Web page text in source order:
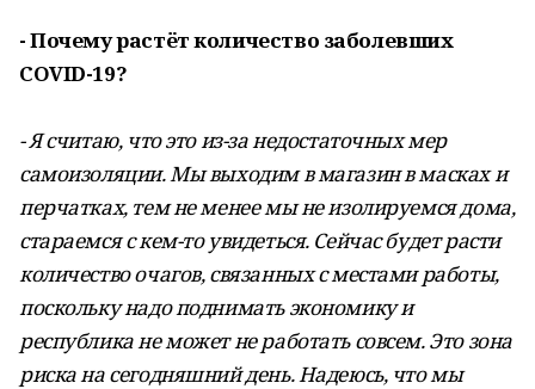
- Почему растёт количество заболевших
COVID-19?
- Я считаю, что это из-за недостаточных мер
самоизоляции. Мы выходим в магазин в масках и
перчатках, тем не менее мы не изолируемся дома,
стараемся с кем-то увидеться. Сейчас будет расти
количество очагов, связанных с местами работы,
поскольку надо поднимать экономику и
республика не может не работать совсем. Это зона
риска на сегодняшний день. Надеюсь, что мы